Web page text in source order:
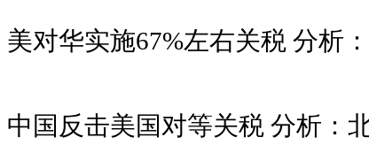
美对华实施67%左右关税 分析
中国反击美国对等关税 分析：